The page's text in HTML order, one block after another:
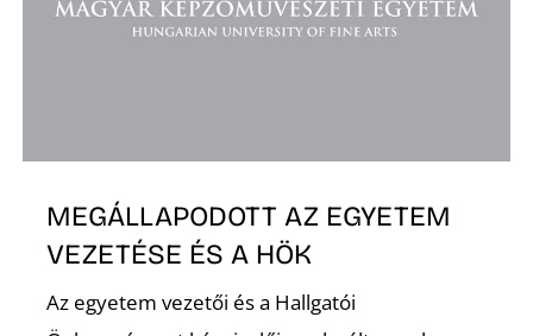
MEGÁLLAPODOTT AZ EGYETEM
VEZETÉSE ÉS A HÖK
Az egyetem vezetői és a Hallgatói